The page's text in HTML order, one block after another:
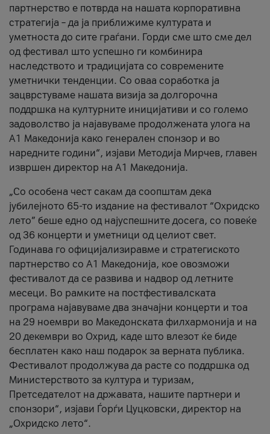
партнерство е потврда на нашата корпоративна
стратегија – да ја приближиме културата и
уметноста до сите граѓани. Горди сме што сме дел
од фестивал што успешно ги комбинира
наследството и традицијата со современите
уметнички тенденции. Со оваа соработка ја
зацврстуваме нашата визија за долгорочна
поддршка на културните иницијативи и со големо
задоволство ја најавуваме продолжената улога на
A1 Македонија како генерален спонзор и во
наредните години“, изјави Методија Мирчев, главен
извршен директор на A1 Македонија.
„Со особена чест сакам да соопштам дека
јубилејното 65-то издание на фестивалот “Охридско
лето” беше едно од најуспешните досега, со повеќе
од 36 концерти и уметници од целиот свет.
Годинава го официјализиравме и стратегиското
партнерство со А1 Македонија, кое овозможи
фестивалот да се развива и надвор од летните
месеци. Во рамките на постфестивалската
програма најавуваме два значајни концерти и тоа
на 29 ноември во Македонската филхармонија и на
20 декември во Охрид, каде што влезот ќе биде
бесплатен како наш подарок за верната публика.
Фестивалот продолжува да расте со поддршка од
Министерството за култура и туризам,
Претседателот на државата, нашите партнери и
спонзори“, изјави Ѓорѓи Цуцковски, директор на
„Охридско лето“.